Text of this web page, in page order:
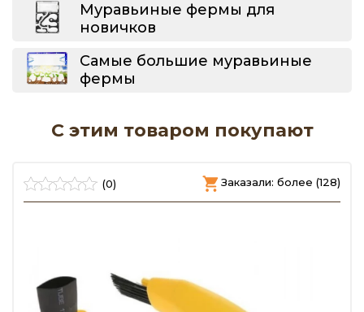
Муравьиные фермы для
новичков
Самые большие муравьиные
фермы
С этим товаром покупают
(0) Заказали: более (128)